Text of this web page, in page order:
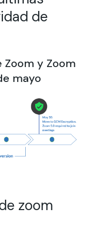
de
y Zoom
mayo
zoom